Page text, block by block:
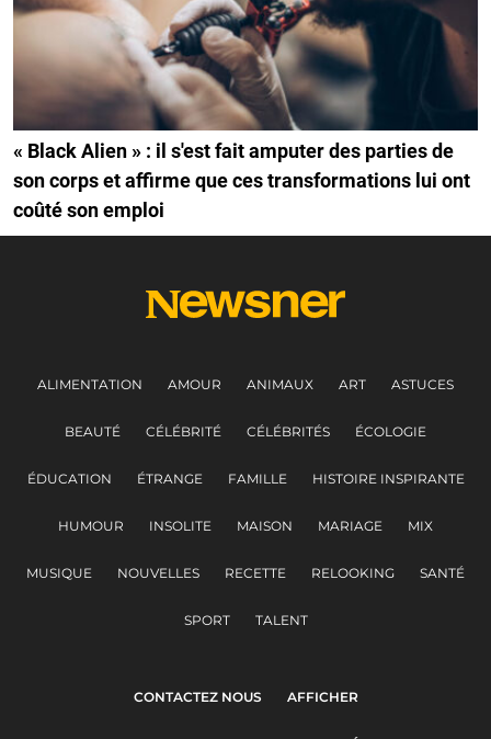
« Black Alien » : il s'est fait amputer des parties de
son corps et affirme que ces transformations lui ont
coûté son emploi
ALIMENTATION AMOUR ANIMAUX ART ASTUCES
BEAUTÉ CÉLÉBRITÉ CÉLÉBRITÉS ÉCOLOGIE
ÉDUCATION ÉTRANGE FAMILLE HISTOIRE INSPIRANTE
HUMOUR INSOLITE MAISON MARIAGE MIX
MUSIQUE NOUVELLES RECETTE RELOOKING SANTÉ
SPORT TALENT
CONTACTEZ NOUS AFFICHER